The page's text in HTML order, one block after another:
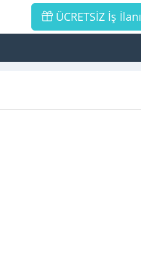
ÜCRETSİZ İş İlanı